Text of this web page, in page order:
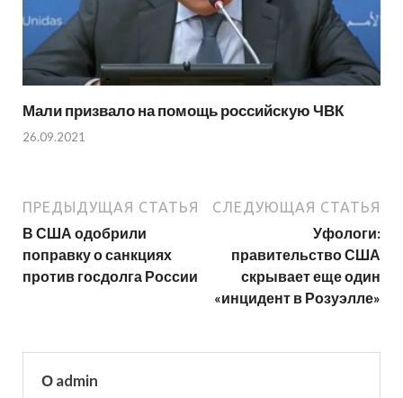
Мали призвало на помощь российскую ЧВК
26.09.2021
ПРЕДЫДУЩАЯ СТАТЬЯ
В США одобрили
поправку о санкциях
против госдолга России
СЛЕДУЮЩАЯ СТАТЬЯ
Уфологи:
правительство США
скрывает еще один
«инцидент в Розуэлле»
О admin